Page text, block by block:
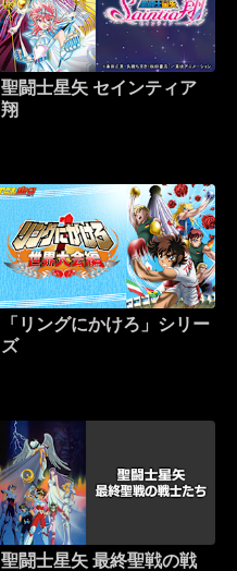
聖闘士星矢 セインティア
翔
「リングにかけろ」シリー
ズ
聖闘士星矢 最終聖戦の戦